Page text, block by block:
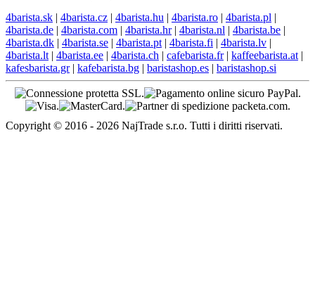
4barista.sk | 4barista.cz | 4barista.hu | 4barista.ro | 4barista.pl |
4barista.de | 4barista.com | 4barista.hr| 4barista.nl | 4barista.be |
4barista.dk | 4barista.se | 4barista.pt | 4barista.fi | 4barista.lv |
4barista.lt | 4barista.ee | 4barista.ch | cafebarista.fr| kaffeebarista.at |
kafesbarista.gr| kafebarista.bg | baristashop.es | baristashop.si
Copyright © 2016 - 2026 NajTrade s.r.o. Tutti i diritti riservati.